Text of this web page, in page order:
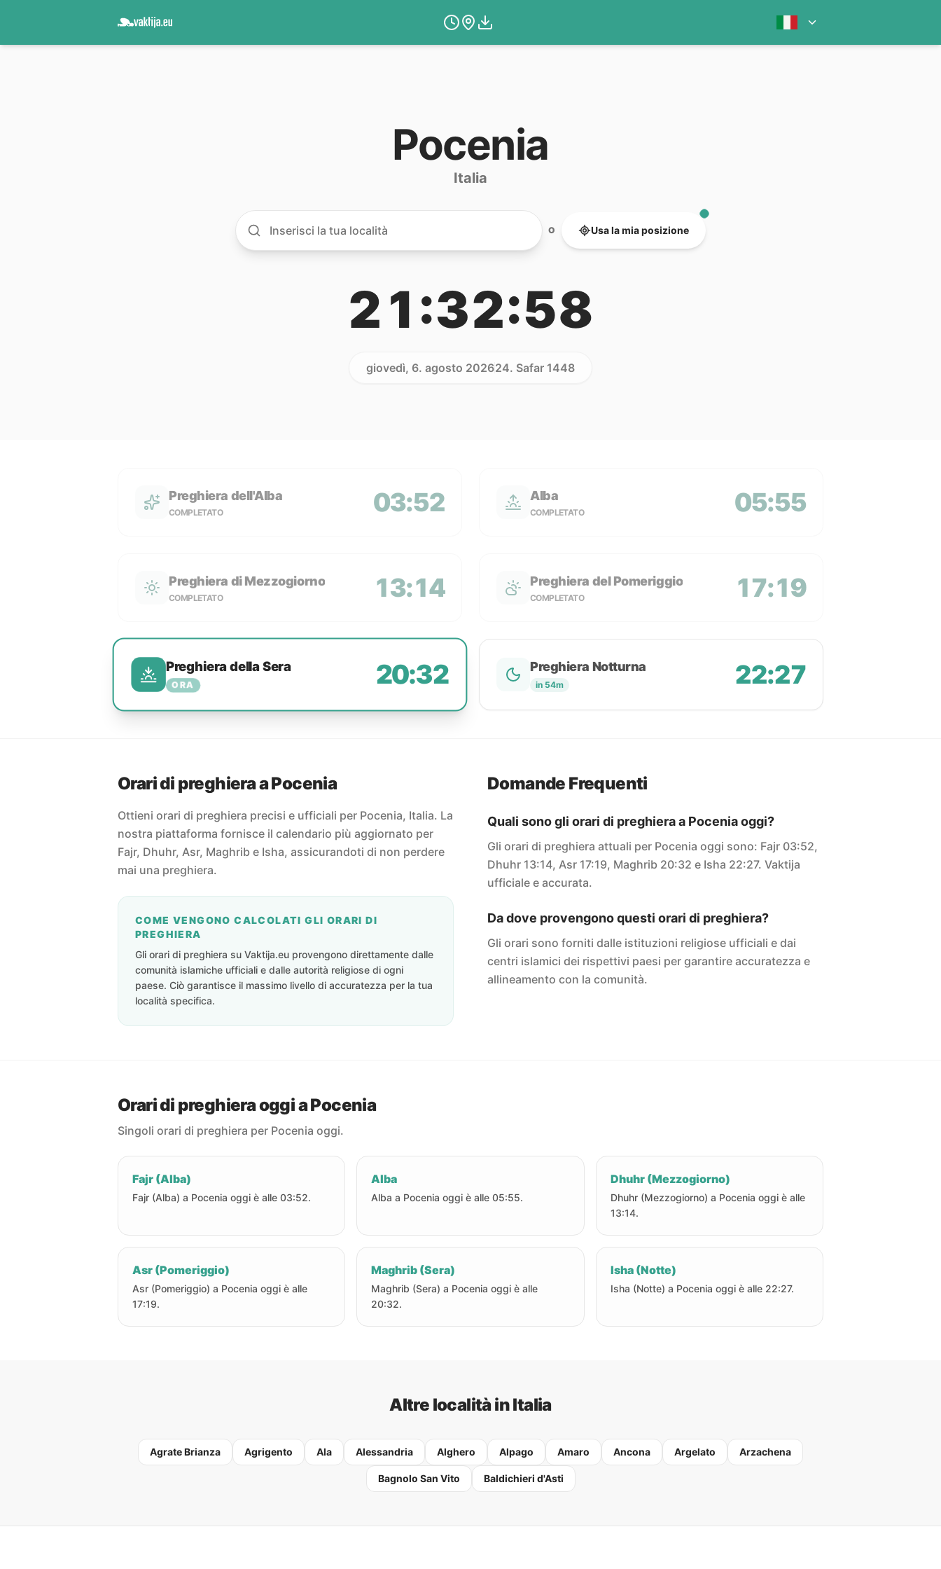
Pocenia
Italia
O Usa la mia posizione
21:32:58
giovedì, 6. agosto 202624. Safar 1448
Preghiera dell'Alba
COMPLETATO 03:52 Alba
COMPLETATO 05:55
Preghiera di Mezzogiorno
COMPLETATO 13:14 Preghiera del Pomeriggio
COMPLETATO 17:19
Preghiera della Sera
ORA 20:32 Preghiera Notturna
in 54m 22:27
Orari di preghiera a Pocenia
Ottieni orari di preghiera precisi e ufficiali per Pocenia, Italia. La
nostra piattaforma fornisce il calendario più aggiornato per
Fajr, Dhuhr, Asr, Maghrib e Isha, assicurandoti di non perdere
mai una preghiera.
COME VENGONO CALCOLATI GLI ORARI DI
PREGHIERA
Gli orari di preghiera su Vaktija.eu provengono direttamente dalle
comunità islamiche ufficiali e dalle autorità religiose di ogni
paese. Ciò garantisce il massimo livello di accuratezza per la tua
località specifica.
Domande Frequenti
Quali sono gli orari di preghiera a Pocenia oggi?
Gli orari di preghiera attuali per Pocenia oggi sono: Fajr 03:52,
Dhuhr 13:14, Asr 17:19, Maghrib 20:32 e Isha 22:27. Vaktija
ufficiale e accurata.
Da dove provengono questi orari di preghiera?
Gli orari sono forniti dalle istituzioni religiose ufficiali e dai
centri islamici dei rispettivi paesi per garantire accuratezza e
allineamento con la comunità.
Orari di preghiera oggi a Pocenia
Singoli orari di preghiera per Pocenia oggi.
Fajr (Alba)
Fajr (Alba) a Pocenia oggi è alle 03:52.
Alba
Alba a Pocenia oggi è alle 05:55.
Dhuhr (Mezzogiorno)
Dhuhr (Mezzogiorno) a Pocenia oggi è alle
13:14.
Asr (Pomeriggio)
Asr (Pomeriggio) a Pocenia oggi è alle
17:19.
Maghrib (Sera)
Maghrib (Sera) a Pocenia oggi è alle
20:32.
Isha (Notte)
Isha (Notte) a Pocenia oggi è alle 22:27.
Altre località in Italia
Agrate Brianza Agrigento Ala Alessandria Alghero Alpago Amaro Ancona Argelato Arzachena
Bagnolo San Vito Baldichieri d'Asti